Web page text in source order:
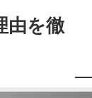
由を徹